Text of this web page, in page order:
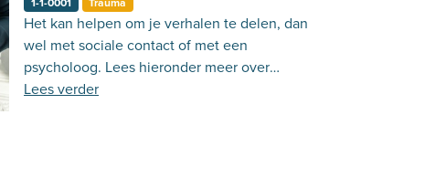
Het kan helpen om je verhalen te delen, dan
wel met sociale contact of met een
psycholoog. Lees hieronder meer over
narratieve therapie.
Lees verder